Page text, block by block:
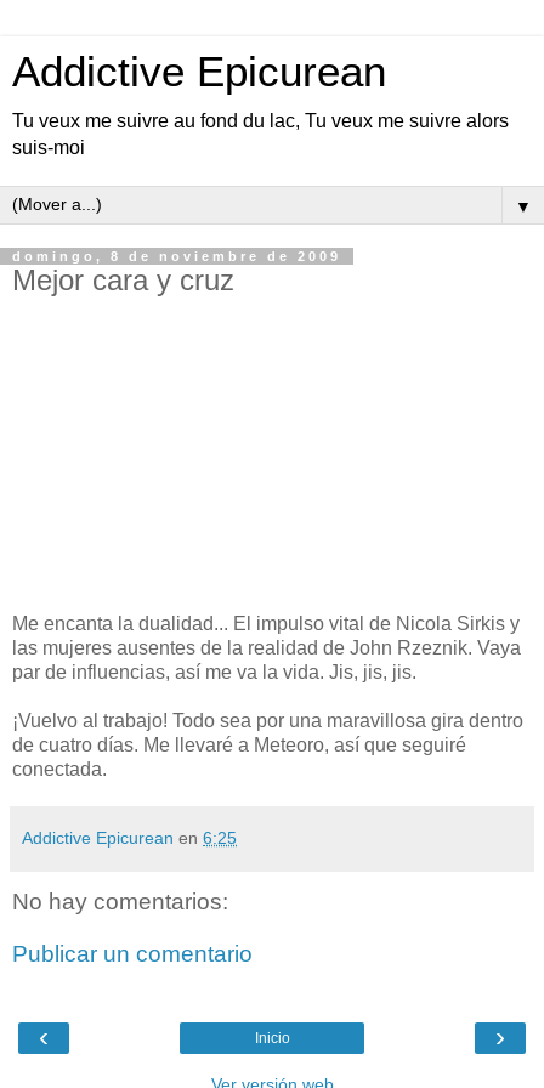
Addictive Epicurean
Tu veux me suivre au fond du lac, Tu veux me suivre alors
suis-moi
▼
domingo, 8 de noviembre de 2009
Mejor cara y cruz
Me encanta la dualidad... El impulso vital de Nicola Sirkis y
las mujeres ausentes de la realidad de John Rzeznik. Vaya
par de influencias, así me va la vida. Jis, jis, jis.
¡Vuelvo al trabajo! Todo sea por una maravillosa gira dentro
de cuatro días. Me llevaré a Meteoro, así que seguiré
conectada.
Addictive Epicurean en 6:25
No hay comentarios:
Publicar un comentario
‹ ›
Inicio
Ver versión web